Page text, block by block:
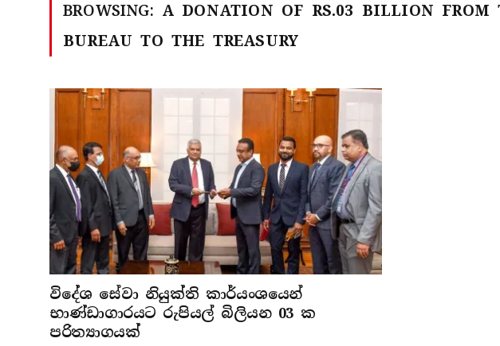
BROWSING: A DONATION OF RS.03 BILLION FROM
BUREAU TO THE TREASURY
විදේශ සේවා නියුක්ති කාර්යංශයෙන්
භාණ්ඩාගාරයට රුපියල් බිලියන 03 ක
පරිත්‍යාගයක්